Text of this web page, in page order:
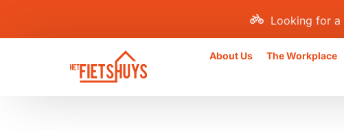
Looking for a
About Us The Workplace